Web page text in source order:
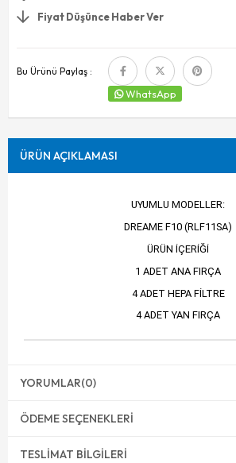
Fiyat Düşünce Haber Ver
Bu Ürünü Paylaş :
WhatsApp
ÜRÜN AÇIKLAMASI
UYUMLU MODELLER:
DREAME F10 (RLF11SA)
ÜRÜN İÇERİĞİ
1 ADET ANA FIRÇA
4 ADET HEPA FİLTRE
4 ADET YAN FIRÇA
YORUMLAR(0)
ÖDEME SEÇENEKLERI
TESLIMAT BILGILERI